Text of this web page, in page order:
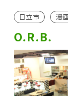
日立市 漫
O.R.B.